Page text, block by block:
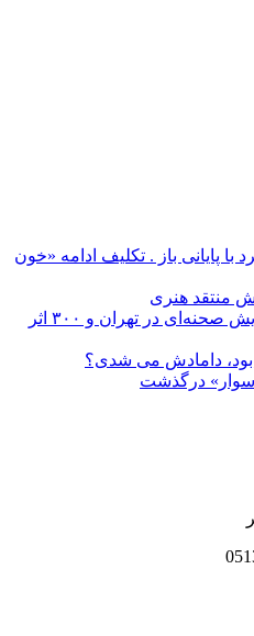
با پایانی باز . تکلیف ادامه «خون
منتقد هنری
اجرای ۶۵ نمایش صحنه‌ای در تهران و ۳۰۰ اثر
بود، دامادش می شدی؟
سوار» درگذشت